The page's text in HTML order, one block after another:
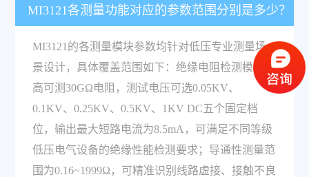
MI3121各测量功能对应的参数范围分别是多少？
MI3121的各测量模块参数均针对低压专业测量场
景设计，具体覆盖范围如下：绝缘电阻检测模块最
高可测30GΩ电阻，测试电压可选0.05KV、
0.1KV、0.25KV、0.5KV、1KV DC五个固定档
位，输出最大短路电流为8.5mA，可满足不同等级
低压电气设备的绝缘性能检测要求；导通性测量范
围为0.16~1999Ω，可精准识别线路虚接、接触不良